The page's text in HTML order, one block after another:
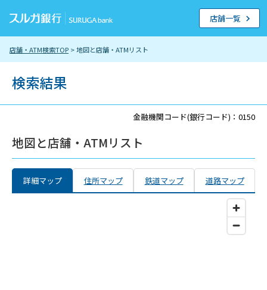
店舗・ATM検索TOP > 地図と店舗・ATMリスト
店舗一覧
検索結果
金融機関コード(銀行コード)：0150
地図と店舗・ATMリスト
詳細マップ 住所マップ 鉄道マップ 道路マップ